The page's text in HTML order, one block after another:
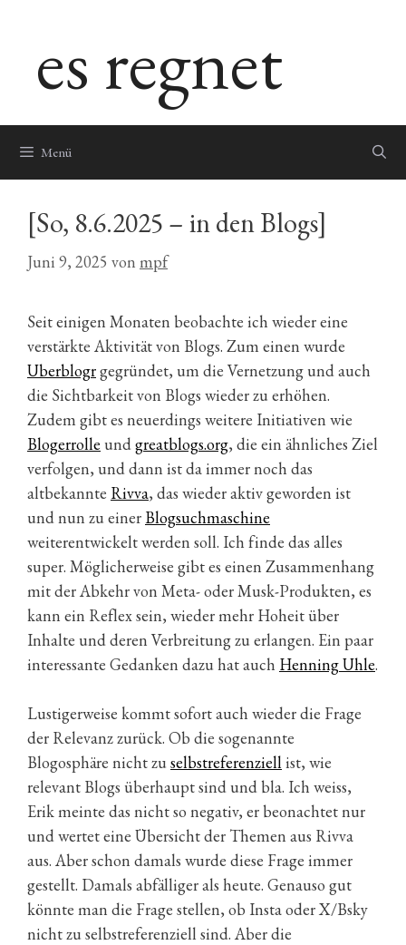
springenes regnet
Menü
[So, 8.6.2025 – in den Blogs]
Juni 9, 2025 von mpf
Seit einigen Monaten beobachte ich wieder eine
verstärkte Aktivität von Blogs. Zum einen wurde
Uberblogrgegründet, um die Vernetzung und auch
die Sichtbarkeit von Blogs wieder zu erhöhen.
Zudem gibt es neuerdings weitere Initiativen wie
Blogerrolle undgreatblogs.org, die ein ähnliches Ziel
verfolgen, und dann ist da immer noch das
altbekannte Rivva, das wieder aktiv geworden ist
und nun zu einerBlogsuchmaschine
weiterentwickelt werden soll. Ich finde das alles
super. Möglicherweise gibt es einen Zusammenhang
mit der Abkehr von Meta- oder Musk-Produkten, es
kann ein Reflex sein, wieder mehr Hoheit über
Inhalte und deren Verbreitung zu erlangen. Ein paar
interessante Gedanken dazu hat auch Henning Uhle.
Lustigerweise kommt sofort auch wieder die Frage
der Relevanz zurück. Ob die sogenannte
Blogosphäre nicht zu selbstreferenziellist, wie
relevant Blogs überhaupt sind und bla. Ich weiss,
Erik meinte das nicht so negativ, er beonachtet nur
und wertet eine Übersicht der Themen aus Rivva
aus. Aber schon damals wurde diese Frage immer
gestellt. Damals abfälliger als heute. Genauso gut
könnte man die Frage stellen, ob Insta oder X/Bsky
nicht zu selbstreferenziell sind. Aber die